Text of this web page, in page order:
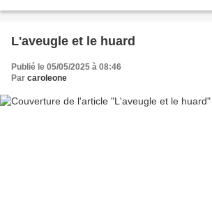
L'aveugle et le huard
Publié le 05/05/2025 à 08:46
Par caroleone